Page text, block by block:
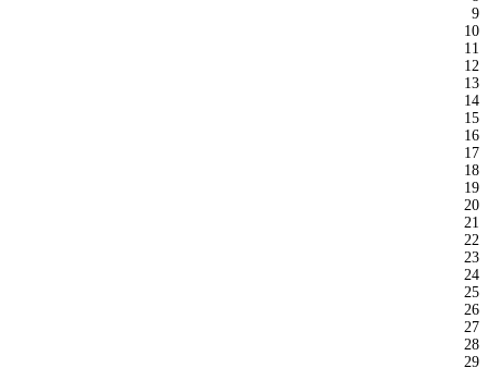
9
10
11
12
13
14
15
16
17
18
19
20
21
22
23
24
25
26
27
28
29